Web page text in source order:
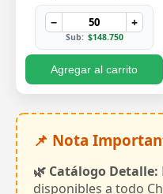
− +
Sub: $148.750
Agregar al carrito
📌 Nota
🌿 Catálogo Detalle:
disponibles a todo